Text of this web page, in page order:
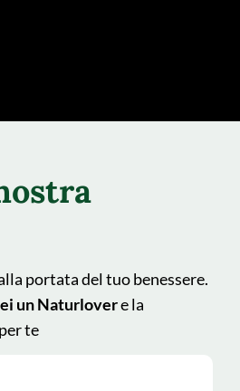
qui
portata del tuo benessere.
un Naturlovere la
te